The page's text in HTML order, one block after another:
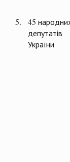
5.
45
депутатів
України